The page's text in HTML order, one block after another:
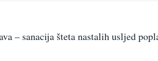
– sanacija šteta nastalih usljed